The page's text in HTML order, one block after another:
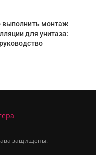
выполнить монтаж
для унитаза:
защищены.